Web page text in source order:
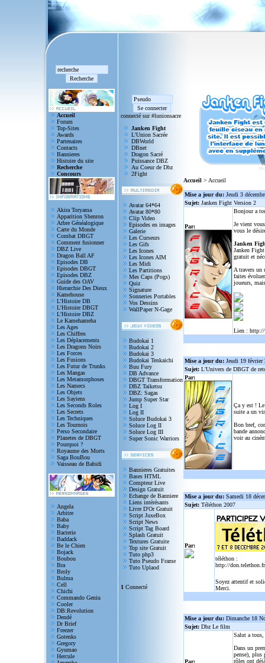
Accueil
Forum
Top-Sites
Awards
Partenaires
Contacts
Bannieres
Histoire du site
Recherche
Concours
connecté sur #lunionsacre
Janken Fight
L'Union Sacrée
DBWorld
DBnet
Dragon Sacré
Puissance DBZ
Au Coeur de Dbz
2Fight
Akira Toryama
Apparition Shenron
Arbre Généalogique
Carte du Monde
Combat DBGT
Comment fusionner
DBZ Live
Dragon Ball AF
Episodes DB
Episodes DBGT
Episodes DBZ
Guide des OAV
Hierarchie Des Dieux
Kamehouse
L'Histoire DB
L'Histoire DBGT
L'Histoire DBZ
Le Kamehameha
Les Ages
Les Chiffres
Les Déplacements
Les Dragons Noirs
Les Forces
Les Fusions
Les Futur de Trunks
Les Mangas
Les Metamorphoses
Les Namecs
Les Objets
Les Sayiens
Les Seconds Roles
Les Secrets
Les Techniques
Les Tournois
Perso Secondaire
Planetes de DBGT
Pourquoi ?
Royaume des Morts
Saga BouBou
Vaisseau de Babidi
Angela
Arbitre
Baba
Baby
Bacterie
Baddack
Be le Chien
Bojack
Boubou
Bra
Broly
Bulma
Cell
Chichi
Commando Geniu
Cooler
DB:Revolution
Dendé
Dr Brief
Freezer
Gotenks
Gregory
Gyumao
Hercule
Avatar 64*64
Avatar 80*80
Clip Video
Episodes en images
Galerie
Les Curseurs
Les Gifs
Les Icones
Les Icones AIM
Les Midi
Les Partitions
Mes Caps (Pogs)
Quiz
Signature
Sonneries Portables
Vos Dessins
WallPaper N-Gage
Budokai 1
Budokai 2
Budokai 3
Budokai Tenkaichi
Buu Fury
DB Advance
DBGT Transformation
DBZ Taiketsu
DBZ: Sagas
Jump Super Star
Log I
Log II
Soluce Budokai 3
Soluce Log II
Soluce Log III
Super Sonic Warriors
Bannieres Gratuites
Bases HTML
Compteur Live
Design Gratuit
Echange de Banniere
Liens intérésants
Livre D'Or Gratuit
Script JuxeBox
Script News
Script Tag Board
Splash Gratuit
Textures Gratuite
Top site Gratuit
Tuto php3
Tuto Pseudo Frame
Tuto Uplaod
1 Connecté
Accueil > Accueil
Mise a jour du: Jeudi 3
Sujet: Janken Fight Version 2
Par:
Bonjour a
Je vient
vous le
Janken
Janken
gratuit et
A travers un
faites
joueurs,
Lien : http://
Mise a jour du: Jeudi 19 février
Sujet: L'Univers de DBGT de
Par:
Ça y est !
suite a un
Bon bref,
bande
voir au
Mise a jour du: Samedi 18
Sujet: Téléthon 2007
Par:
téléthon :
http://
Soyez attentif et
Merci.
Mise a jour du: Dimanche 18
Sujet: Dbz Le film
Par:
Salut a
Dans un
pense), plus
rôles ont